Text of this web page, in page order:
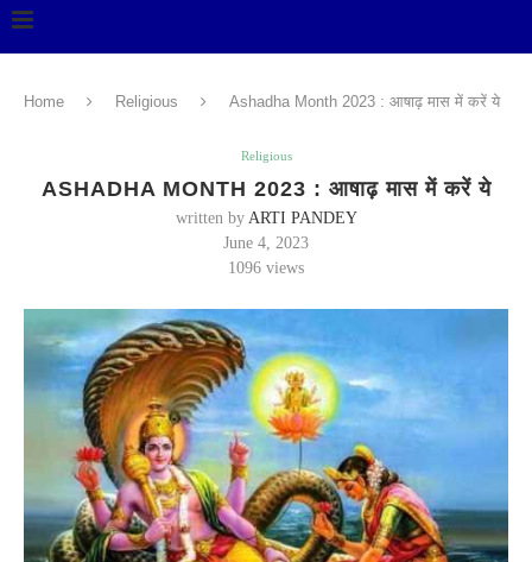
Home Religious Ashadha Month 2023 : आषाढ़ मास में करें ये
Religious
ASHADHA MONTH 2023 : आषाढ़ मास में करें ये
written by ARTI PANDEY
June 4, 2023
1096 views